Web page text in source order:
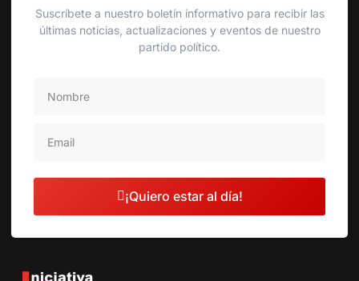
Suscríbete a nuestro boletín informativo para recibir las
últimas noticias, actualizaciones y eventos de nuestro
partido político.
¡Quiero estar al día!